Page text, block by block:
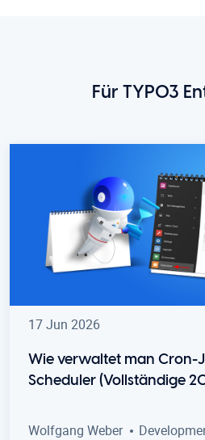
Für TYPO3
17 Jun 2026
Wie verwaltet man Cron-
Scheduler (Vollständige
Wolfgang Weber